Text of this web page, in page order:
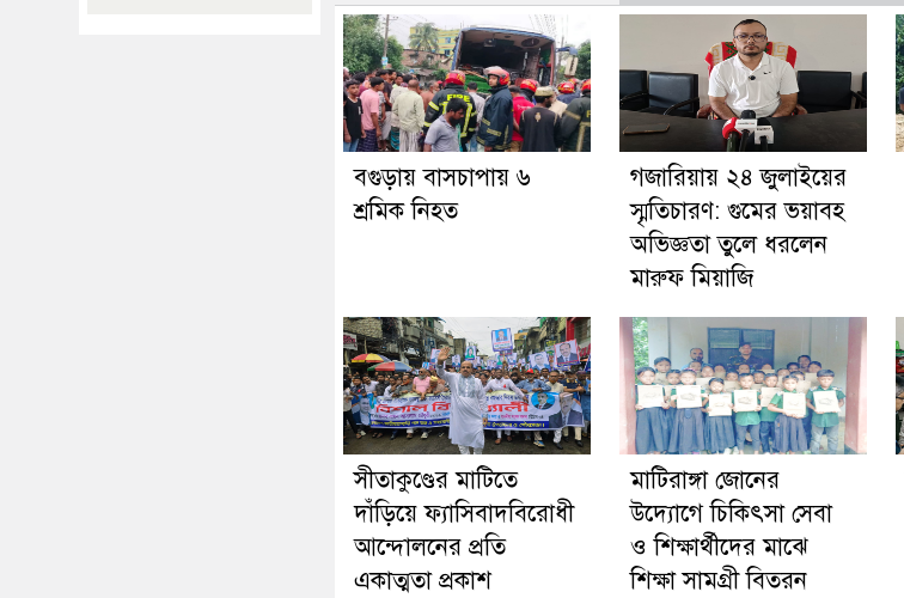
বগুড়ায় বাসচাপায় ৬
শ্রমিক নিহত
গজারিয়ায় ২৪ জুলাইয়ের
স্মৃতিচারণ: গুমের ভয়াবহ
অভিজ্ঞতা তুলে ধরলেন
মারুফ মিয়াজি
সীতাকুণ্ডের মাটিতে
দাঁড়িয়ে ফ্যাসিবাদবিরোধী
আন্দোলনের প্রতি
একাত্মতা প্রকাশ
মাটিরাঙ্গা জোনের
উদ্যোগে চিকিৎসা সেবা
ও শিক্ষার্থীদের মাঝে
শিক্ষা সামগ্রী বিতরন